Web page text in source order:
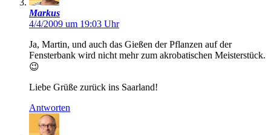
Markus
4/4/2009 um 19:03 Uhr
Ja, Martin, und auch das Gießen der Pflanzen auf der
Fensterbank wird nicht mehr zum akrobatischen Meisterstück.
😉
Liebe Grüße zurück ins Saarland!
Antworten